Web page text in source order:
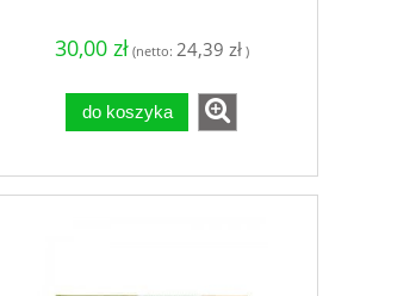
30,00 zł (netto: 24,39 zł)
do koszyka